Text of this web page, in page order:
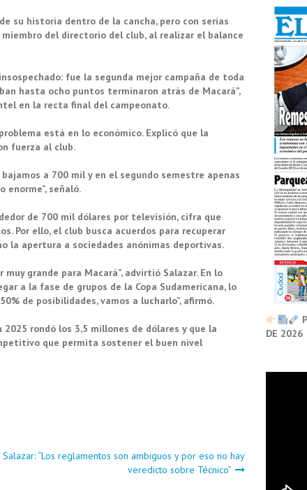
su historia dentro de la cancha, pero con serias
del directorio del club, al realizar el balance
fue la segunda mejor campaña de toda
hasta ocho puntos terminaron atrás de Macará”,
en la recta final del campeonato.
está en lo económico. Explicó que la
fuerza al club.
a 700 mil y en el segundo semestre apenas
enorme”, señaló.
de 700 mil dólares por televisión, cifra que
Por ello, el club busca acuerdos para recuperar
la apertura a sociedades anónimas deportivas.
grande para Macará”, advirtió Salazar. En lo
a la fase de grupos de la Copa Sudamericana, lo
de posibilidades, vamos a lucharlo”, afirmó.
rondó los 3,5 millones de dólares y que la
que permita sostener el buen nivel
Salazar: “Los reglamentos son ambiguos y por eso no hay
veredicto sobre Técnico”
DE 2026